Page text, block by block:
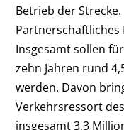
Betrieb der Strecke.
Insgesamt sollen
zehn Jahren rund
werden. Davon
Verkehrsressort
insgesamt 3,3